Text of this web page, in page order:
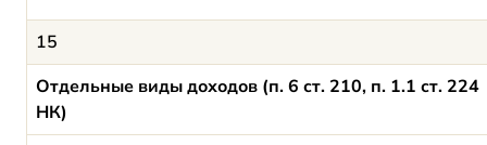
15
Отдельные виды доходов (п. 6 ст. 210, п. 1.1 ст. 224
НК)